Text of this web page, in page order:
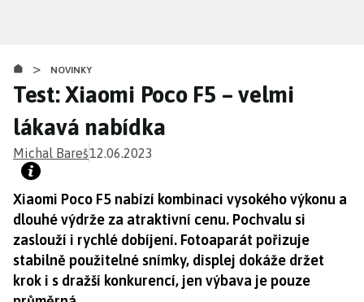
obsahu
> NOVINKY
Test: Xiaomi Poco F5 – velmi
lákavá nabídka
Michal Bareš12.06.2023
Xiaomi Poco F5 nabízí kombinaci vysokého výkonu a
dlouhé výdrže za atraktivní cenu. Pochvalu si
zaslouží i rychlé dobíjení. Fotoaparát pořizuje
stabilně použitelné snímky, displej dokáže držet
krok i s dražší konkurencí, jen výbava je pouze